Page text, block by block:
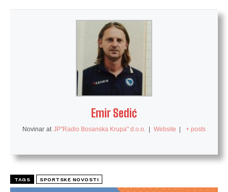
Emir Sedić
Novinar at JP"Radio Bosanska Krupa" d.o.o. | Website | + posts
TAGS SPORTSKE NOVOSTI